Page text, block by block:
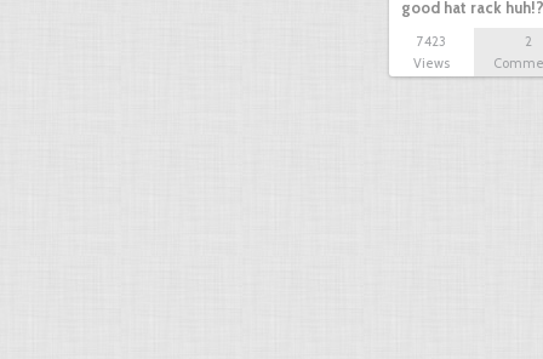
good hat rack huh!?
7423
Views
2